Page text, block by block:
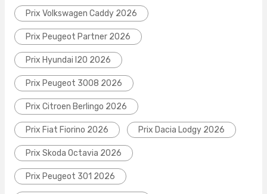
Prix Volkswagen Caddy 2026
Prix Peugeot Partner 2026
Prix Hyundai I20 2026
Prix Peugeot 3008 2026
Prix Citroen Berlingo 2026
Prix Fiat Fiorino 2026 Prix Dacia Lodgy 2026
Prix Skoda Octavia 2026
Prix Peugeot 301 2026